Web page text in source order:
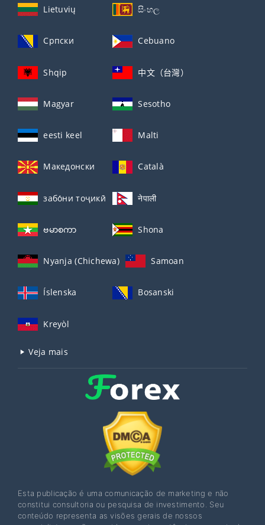
Lietuvių සිංහල
Српски Cebuano
Shqip 中文（台灣）
Magyar Sesotho
eesti keel Malti
Македонски Català
забо́ни тоҷикӣ́ नेपाली
ဗမာစကာ Shona
Nyanja (Chichewa) Samoan
Íslenska Bosanski
Kreyòl
Veja mais
Esta publicação é uma comunicação de marketing e não
constitui consultoria ou pesquisa de investimento. Seu
conteúdo representa as visões gerais de nossos